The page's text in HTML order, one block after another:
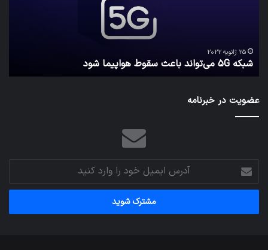
25 ژانویه 2022
شبکه 5G می‌تواند باعث سقوط هواپیما شود
عضویت در خبرنامه
آدرس
ایمیل
خود
وارد